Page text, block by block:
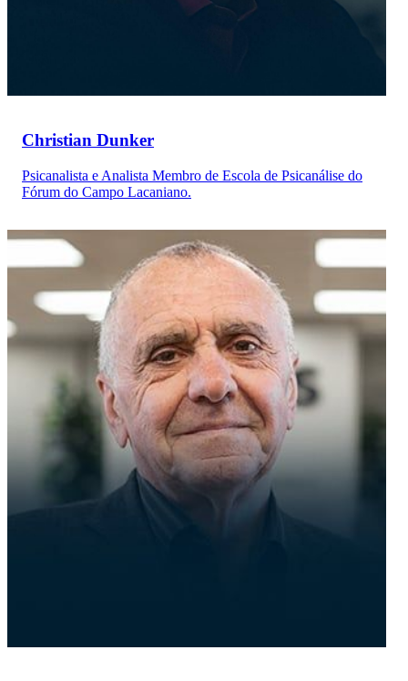
Christian Dunker
Psicanalista e Analista Membro de Escola de Psicanálise do
Fórum do Campo Lacaniano.